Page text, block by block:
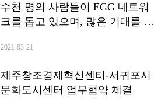
수천 명의 사람들이 EGG 네트워
크를 돕고 있으며, 많은 기대를 모
Consensus Forum이 하이커 우에서
2021-03-21
제주창조경제혁신센터-서귀포시
문화도시센터 업무협약 체결